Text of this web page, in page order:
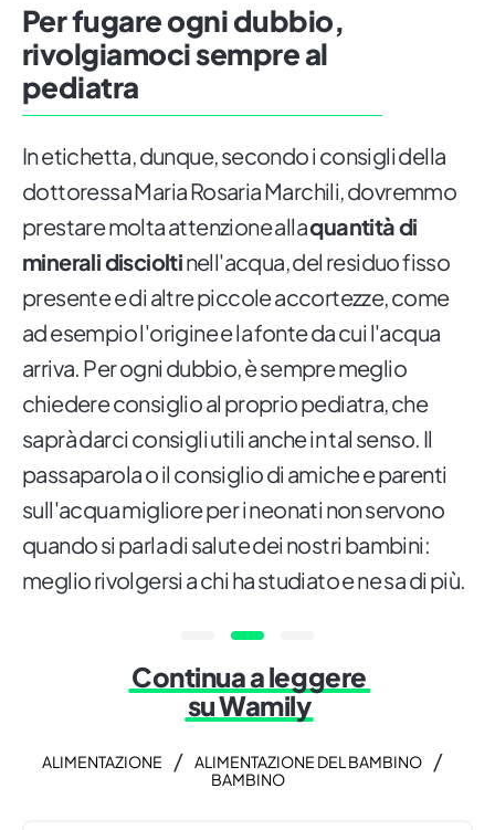
Per fugare ogni dubbio,
rivolgiamoci sempre al
pediatra
In etichetta, dunque, secondo i consigli della
dottoressa Maria Rosaria Marchili, dovremmo
prestare molta attenzione allaquantità di
minerali discioltinell'acqua, del residuo fisso
presente e di altre piccole accortezze, come
ad esempio l'origine e la fonte da cui l'acqua
arriva. Per ogni dubbio, è sempre meglio
chiedere consiglio al proprio pediatra, che
saprà darci consigli utili anche in tal senso. Il
passaparola o il consiglio di amiche e parenti
sull'acqua migliore per i neonati non servono
quando si parla di salute dei nostri bambini:
meglio rivolgersi a chi ha studiato e ne sa di più.
Continua a leggere
su Wamily
ALIMENTAZIONE / ALIMENTAZIONE DEL BAMBINO /
BAMBINO